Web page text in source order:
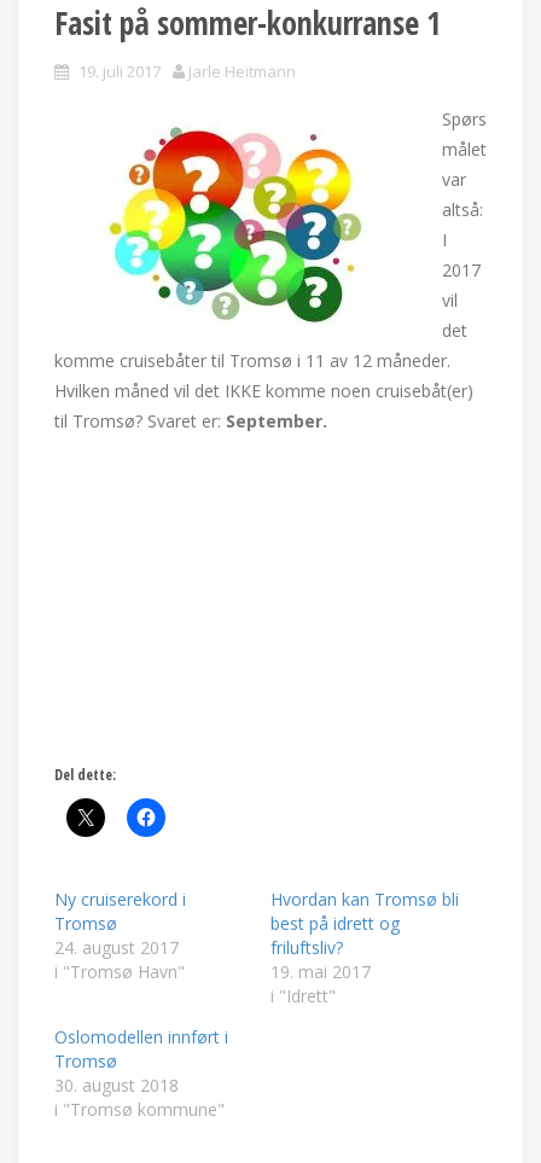
Fasit på sommer-konkurranse 1
19. juli 2017 Jarle Heitmann
Spørs
målet
var
altså:
I
2017
vil
det
komme cruisebåter til Tromsø i 11 av 12 måneder.
Hvilken måned vil det IKKE komme noen cruisebåt(er)
til Tromsø? Svaret er: September.
Del dette:
Ny cruiserekord i
Tromsø
24. august 2017
i "Tromsø Havn"
Hvordan kan Tromsø bli
best på idrett og
friluftsliv?
19. mai 2017
i "Idrett"
Oslomodellen innført i
Tromsø
30. august 2018
i "Tromsø kommune"